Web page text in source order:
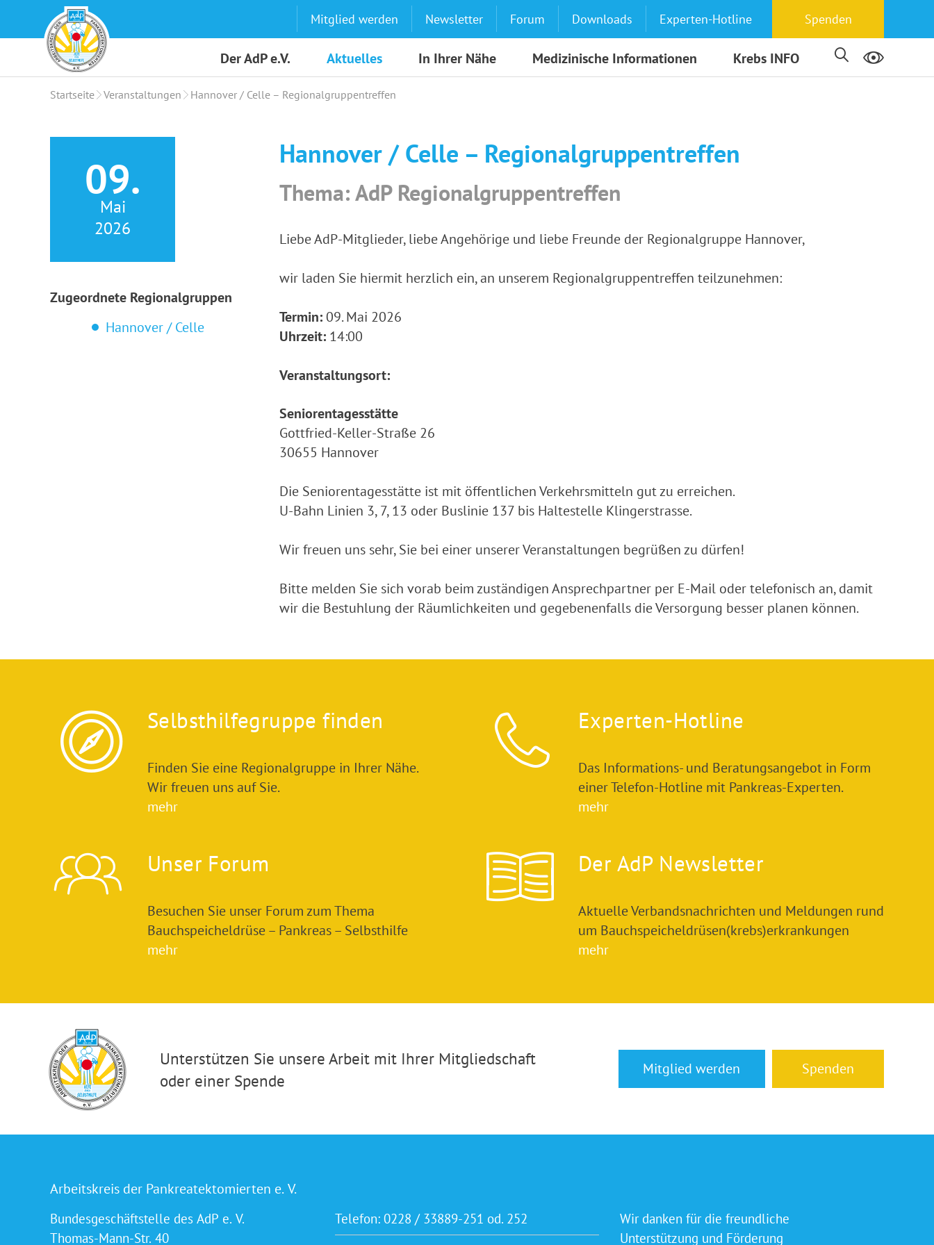
Mitglied werden Newsletter Forum Downloads Experten-Hotline Spenden
Der AdP e.V. Aktuelles In Ihrer Nähe Medizinische Informationen Krebs INFO
Startseite Veranstaltungen Hannover / Celle – Regionalgruppentreffen
09.
Mai
2026
Zugeordnete Regionalgruppen
Hannover / Celle
Hannover / Celle – Regionalgruppentreffen
Thema: AdP Regionalgruppentreffen
Liebe AdP-Mitglieder, liebe Angehörige und liebe Freunde der Regionalgruppe Hannover,
wir laden Sie hiermit herzlich ein, an unserem Regionalgruppentreffen teilzunehmen:
Termin:09. Mai 2026
Uhrzeit: 14:00
Veranstaltungsort:
Seniorentagesstätte
Gottfried-Keller-Straße 26
30655 Hannover
Die Seniorentagesstätte ist mit öffentlichen Verkehrsmitteln gut zu erreichen.
U-Bahn Linien 3, 7, 13 oder Buslinie 137 bis Haltestelle Klingerstrasse.
Wir freuen uns sehr, Sie bei einer unserer Veranstaltungen begrüßen zu dürfen!
Bitte melden Sie sich vorab beim zuständigen Ansprechpartner per E-Mail oder telefonisch an, damit
wir die Bestuhlung der Räumlichkeiten und gegebenenfalls die Versorgung besser planen können.
Selbsthilfegruppe finden
Finden Sie eine Regionalgruppe in Ihrer Nähe.
Wir freuen uns auf Sie.
mehr
Experten-Hotline
Das Informations- und Beratungsangebot in Form
einer Telefon-Hotline mit Pankreas-Experten.
mehr
Unser Forum
Besuchen Sie unser Forum zum Thema
Bauchspeicheldrüse – Pankreas – Selbsthilfe
mehr
Der AdP Newsletter
Aktuelle Verbandsnachrichten und Meldungen rund
um Bauchspeicheldrüsen(krebs)erkrankungen
mehr
Unterstützen Sie unsere Arbeit mit Ihrer Mitgliedschaft
oder einer Spende
Mitglied werden Spenden
Arbeitskreis der Pankreatektomierten e. V.
Bundesgeschäftstelle des AdP e. V.
Thomas-Mann-Str. 40
Telefon: 0228 / 33889-251 od. 252
Wir danken für die freundliche
Unterstützung und Förderung